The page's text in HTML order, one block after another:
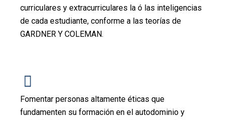
curriculares y extracurriculares la ó las inteligencias
de cada estudiante, conforme a las teorías de
GARDNER Y COLEMAN.
Fomentar personas altamente éticas que
fundamenten su formación en el autodominio y